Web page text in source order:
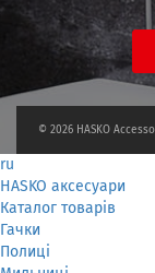
не тільки
іншими
змішувачами,
Наш інтернет-
відкрита
кріпленні без
Вироби Hasko
відповідають всім
© 2026 HASKO
ru
HASKO аксесуари
Каталог товарів
Гачки
Полиці